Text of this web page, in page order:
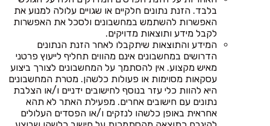
בלבד. הזנת נתונים חלקיים או שגויים עלולה למנוע את
האפשרות להשתמש במחשבונים ולסכל את האפשרות
לקבל מידע ותוצאות מדויקים.
המידע והתוצאות שיתקבלו לאחר הזנת הנתונים
הדרושים במחשבונים אינם מהווים תחליף לייעוץ פרטני
מאיש מקצוע. אין להסתמך על המחשבונים לצורך ביצוע
עסקאות מסוימות או פעולות כלשהן. מטרת המחשבונים
היא להוות כלי עזר בנוסף לחישובים ידניים ו/או הצלבת
נתונים עם חישובים אחרים. מפעילת האתר לא תהא
אחראית באופן כלשהו לנזקים ו/או הפסדים העלולים